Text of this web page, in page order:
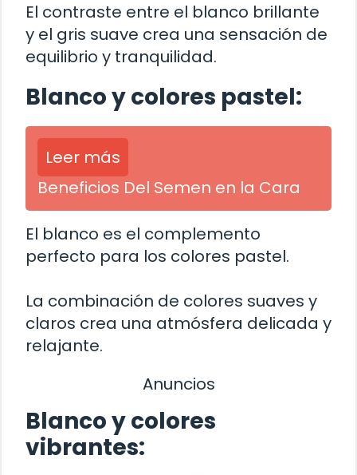
El contraste entre el blanco brillante
y el gris suave crea una sensación de
equilibrio y tranquilidad.
Blanco y colores pastel:
Leer más
Beneficios Del Semen en la Cara
El blanco es el complemento
perfecto para los colores pastel.
La combinación de colores suaves y
claros crea una atmósfera delicada y
relajante.
Anuncios
Blanco y colores
vibrantes: